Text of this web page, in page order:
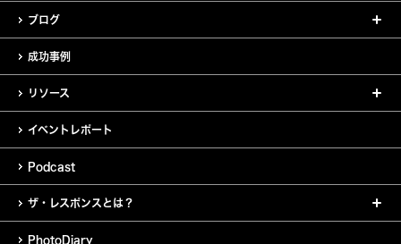
ブログ
成功事例
リソース
イベントレポート
Podcast
ザ・レスポンスとは？
PhotoDiary